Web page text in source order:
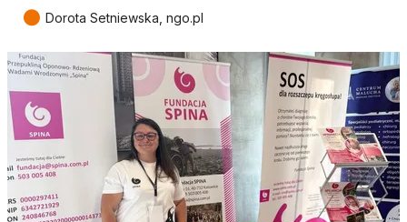
● Dorota Setniewska, ngo.pl